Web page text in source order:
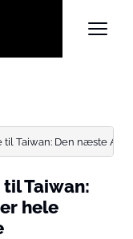
Taiwan: Den næste AI-
Taiwan:
hele